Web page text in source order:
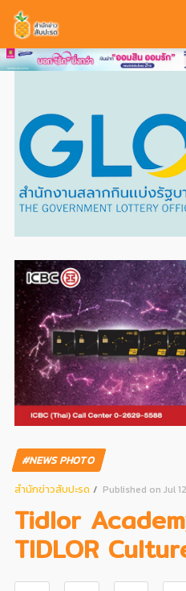
#NEWS PHOTO
สํานักข่าวสับปะรด
Published on Jul
Tidlor
TIDLOR